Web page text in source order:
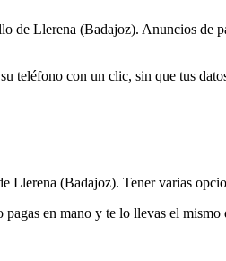
de Llerena (Badajoz). Anuncios de
teléfono con un clic, sin que tus
Llerena (Badajoz). Tener varias
en mano y te lo llevas el mismo